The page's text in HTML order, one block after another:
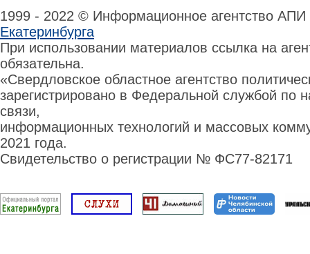
1999 - 2022 © Информационное агентство
Екатеринбурга
При использовании материалов ссылка на
обязательна.
«Свердловское областное агентство
зарегистрировано в Федеральной службой по
связи,
информационных технологий и массовых
2021 года.
Свидетельство о регистрации № ФС77-82171